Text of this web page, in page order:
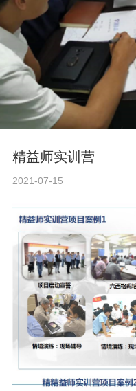
精益师实训营
2021-07-15